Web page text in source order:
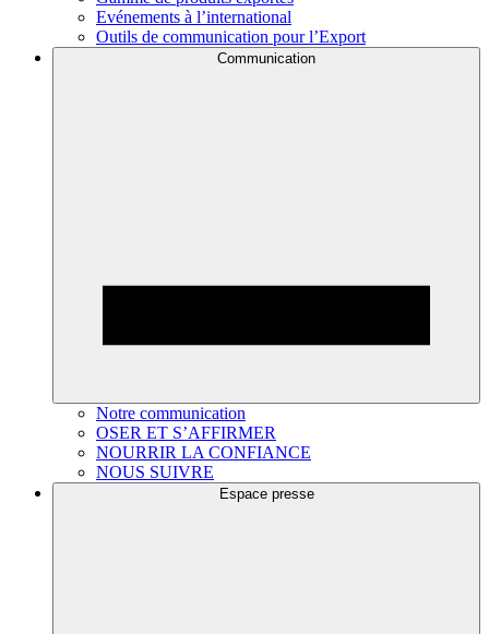
Evénements à l’international
Outils de communication pour l’Export
Communication
Notre communication
OSER ET S’AFFIRMER
NOURRIR LA CONFIANCE
NOUS SUIVRE
Espace presse